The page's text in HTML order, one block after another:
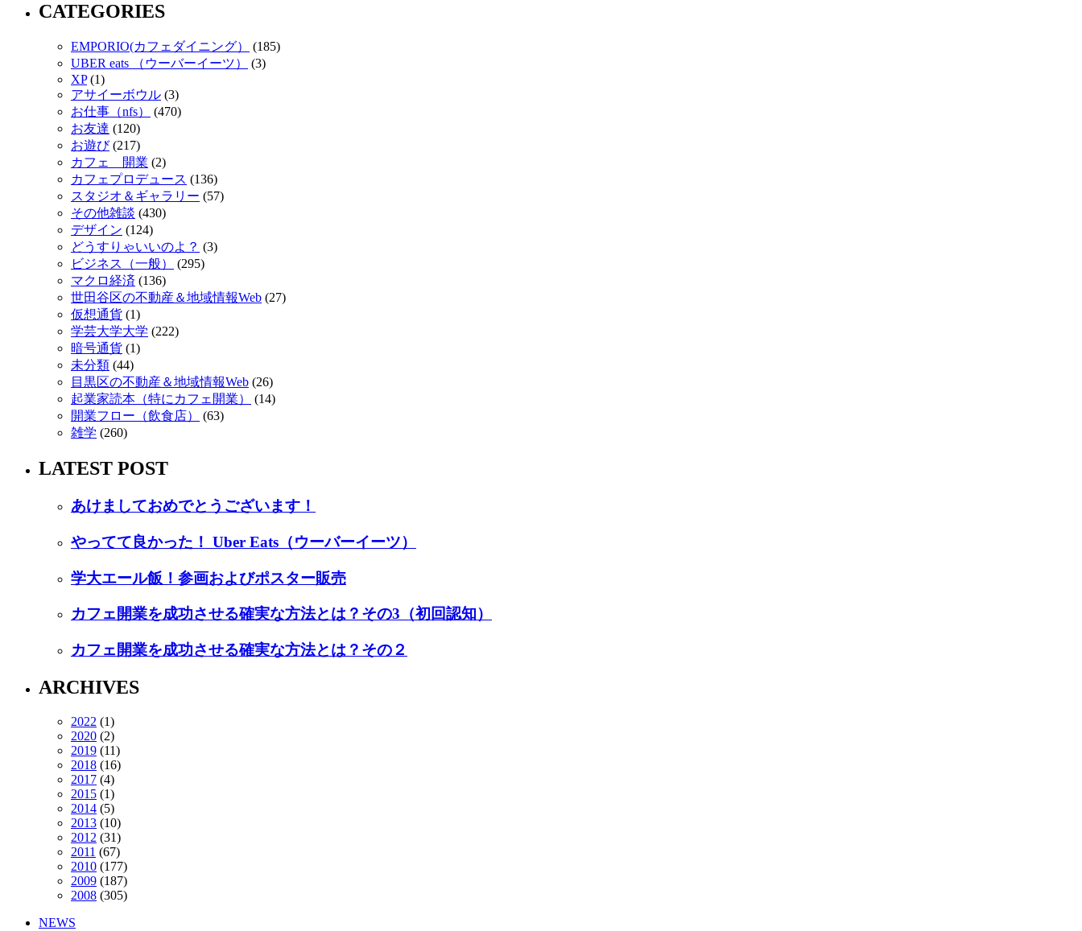
CATEGORIES
EMPORIO(カフェダイニング）
(185)
UBER eats （ウーバーイーツ）
(3)
XP(1)
アサイーボウル (3)
お仕事（nfs）
(470)
お友達 (120)
お遊び(217)
カフェ 開業 (2)
カフェプロデュース (136)
スタジオ＆ギャラリー (57)
その他雑談 (430)
デザイン (124)
どうすりゃいいのよ？ (3)
ビジネス（一般）
(295)
マクロ経済 (136)
世田谷区の不動産＆地域情報Web (27)
仮想通貨 (1)
学芸大学大学 (222)
暗号通貨 (1)
未分類 (44)
目黒区の不動産＆地域情報Web (26)
起業家読本（特にカフェ開業）
(14)
開業フロー（飲食店）
(63)
雑学 (260)
LATEST POST
あけましておめでとうございます！
やってて良かった！ Uber Eats（ウーバーイーツ）
学大エール飯！参画およびポスター販売
カフェ開業を成功させる確実な方法とは？その3（初回認知）
カフェ開業を成功させる確実な方法とは？その２
ARCHIVES
2022 (1)
2020 (2)
2019 (11)
2018 (16)
2017 (4)
2015 (1)
2014 (5)
2013 (10)
2012 (31)
2011 (67)
2010 (177)
2009 (187)
2008 (305)
NEWS